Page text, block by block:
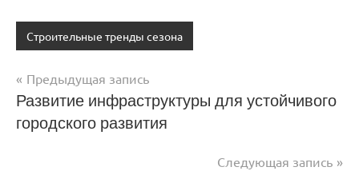
Строительные тренды сезона
Навигация
по
Предыдущая запись
Развитие инфраструктуры для устойчивого
городского развития
Следующая запись